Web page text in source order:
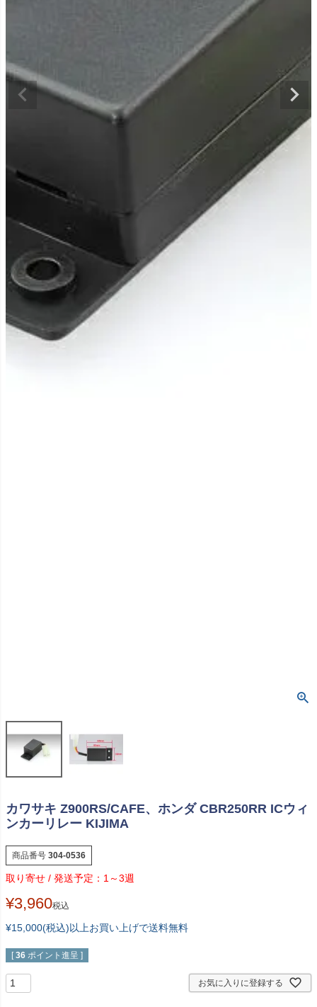
カワサキ Z900RS/CAFE、ホンダ CBR250RR ICウィ
ンカーリレー KIJIMA
商品番号 304-0536
1～3週
¥3,960税込
¥15,000(税込)以上お買い上げで送料無料
[ 36 ポイント進呈 ]
お気に入りに登録する